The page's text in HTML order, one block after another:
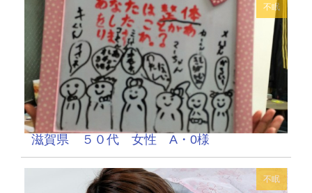
不眠
滋賀県 ５０代 女性 A・0様
不眠